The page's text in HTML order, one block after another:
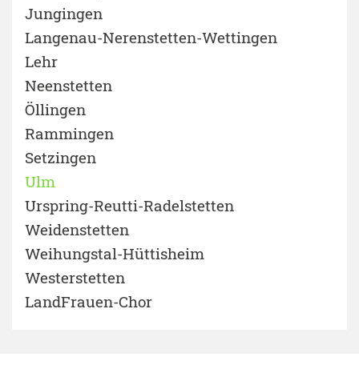
Jungingen
Langenau-Nerenstetten-Wettingen
Lehr
Neenstetten
Öllingen
Rammingen
Setzingen
Ulm
Urspring-Reutti-Radelstetten
Weidenstetten
Weihungstal-Hüttisheim
Westerstetten
LandFrauen-Chor